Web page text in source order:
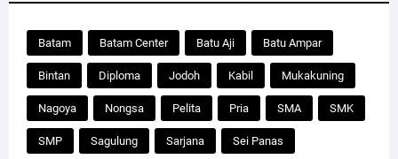
Batam Batam Center Batu Aji Batu Ampar
Bintan Diploma Jodoh Kabil Mukakuning
Nagoya Nongsa Pelita Pria SMA SMK
SMP Sagulung Sarjana Sei Panas